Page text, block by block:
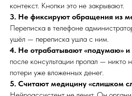
контекст. Кнопки это не закрывают.
3. Не фиксируют обращения из
Переписка в телефоне
ушёл — переписка ушла с ним.
4. Не отрабатывают «подумаю» и
после консультации пропал — никто
потери уже вложенных денег.
5. Считают медицину «слишком